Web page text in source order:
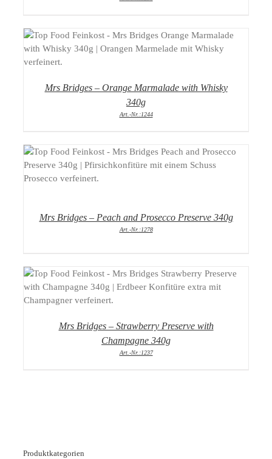
DETAILS
Mrs Bridges – Orange Marmalade with Whisky
340g
Art.-Nr.:1244
Mrs Bridges – Peach and Prosecco Preserve 340g
Art.-Nr.:1278
DETAILS
Mrs Bridges – Strawberry Preserve with
Champagne 340g
Art.-Nr.:1237
Produktkategorien